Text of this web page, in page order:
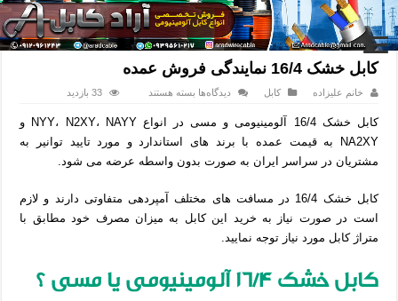
خانه / کابل / کابل خشک 16/4 نمایندگی فروش عمده
کابل خشک 16/4 نمایندگی فروش عمده
خانم علیزاده کابل دیدگاه‌ها برای
16/4
نمایندگی
فروش
عمده
بسته هستند 33 بازدید
کابل خشک 16/4 آلومینیومی و مسی در انواع NYY، N2XY، NAYY و
NA2XY به قیمت عمده با برند های استاندارد و مورد تایید توانیر به
مشتریان در سراسر ایران به صورت بدون واسطه عرضه می شود.
کابل خشک 16/4 در مسافت های مختلف آمپردهی متفاوتی دارند و لازم
است در صورت نیاز به خرید این کابل به میزان مصرف خود مطابق با
متراژ کابل مورد نیاز توجه نمایید.
کابل خشک 16/4 آلومینیومی یا مسی ؟